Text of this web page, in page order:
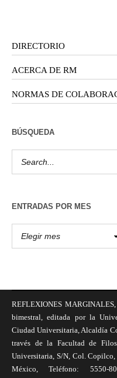
DIRECTORIO
ACERCA DE RM
NORMAS DE
BÚSQUEDA
ENTRADAS POR MES
REFLEXIONES
bimestral, editada por la
Ciudad Universitaria, Alcaldía
través de la Facultad de
Universitaria, S/N, Col.
México, Teléfono: 5550-